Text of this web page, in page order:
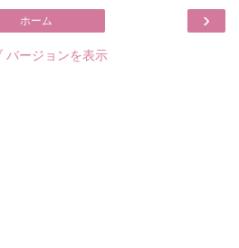
›
ホーム
バージョンを表示